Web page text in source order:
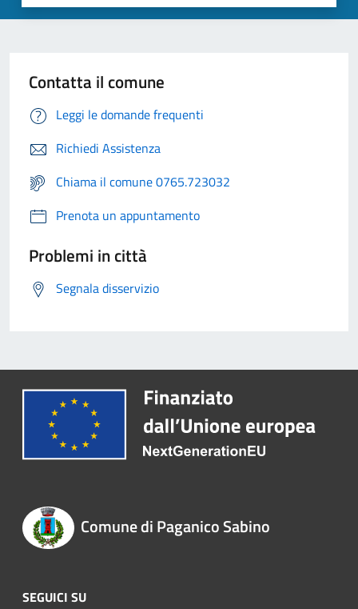
Contatta il comune
Leggi le domande frequenti
Richiedi Assistenza
Chiama il comune 0765.723032
Prenota un appuntamento
Problemi in città
Segnala disservizio
Comune di Paganico Sabino
SEGUICI SU